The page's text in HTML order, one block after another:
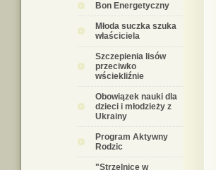
Bon Energetyczny
Młoda suczka szuka
właściciela
Szczepienia lisów
przeciwko
wściekliźnie
Obowiązek nauki dla
dzieci i młodzieży z
Ukrainy
Program Aktywny
Rodzic
"Strzelnice w